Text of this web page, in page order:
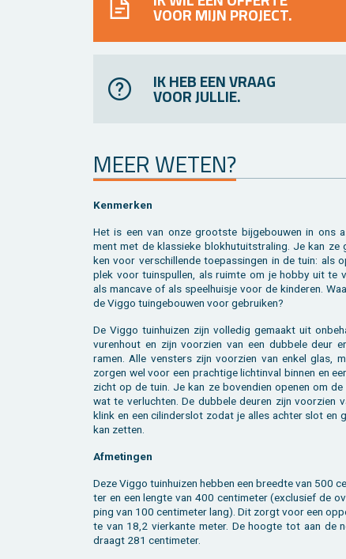
VOOR MIJN PROJECT.
IK HEB EEN VRAAG
VOOR JULLIE.
MEER WETEN?
Ken­mer­ken
Het is een van onze groot­ste bij­ge­bou­wen in ons
ment met de klas­sie­ke blok­hutuit­stra­ling. Je kan ze
ken voor ver­schil­len­de toe­pas­sin­gen in de tuin: als
plek voor tuin­spul­len, als ruim­te om je hobby uit te
als man­ca­ve of als speel­huis­je voor de kin­de­ren.
de Viggo tuin­ge­bou­wen voor ge­brui­ken?
De Viggo tuin­hui­zen zijn vol­le­dig ge­maakt uit
vu­ren­hout en zijn voor­zien van een dub­be­le deur
ramen. Alle ven­sters zijn voor­zien van enkel glas,
zor­gen wel voor een prach­ti­ge licht­in­val bin­nen en
zicht op de tuin. Je kan ze bo­ven­dien ope­nen om de
wat te ver­luch­ten. De dub­be­le deu­ren zijn voor­zien
klink en een ci­lin­der­slot zodat je alles ach­ter slot en
kan zet­ten.
Af­me­tin­gen
Deze Viggo tuin­hui­zen heb­ben een breed­te van 500
ter en een leng­te van 400 cen­ti­me­ter (ex­clu­sief de
ping van 100 cen­ti­me­ter lang). Dit zorgt voor een
te van 18,2 vier­kan­te meter. De hoog­te tot aan de
draagt 281 cen­ti­me­ter.